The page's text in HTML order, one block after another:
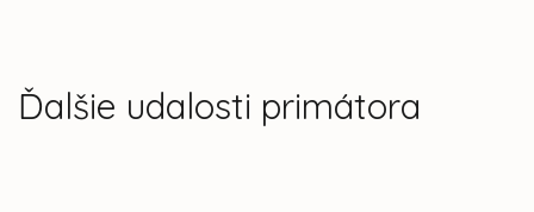
Ďalšie udalosti primátora